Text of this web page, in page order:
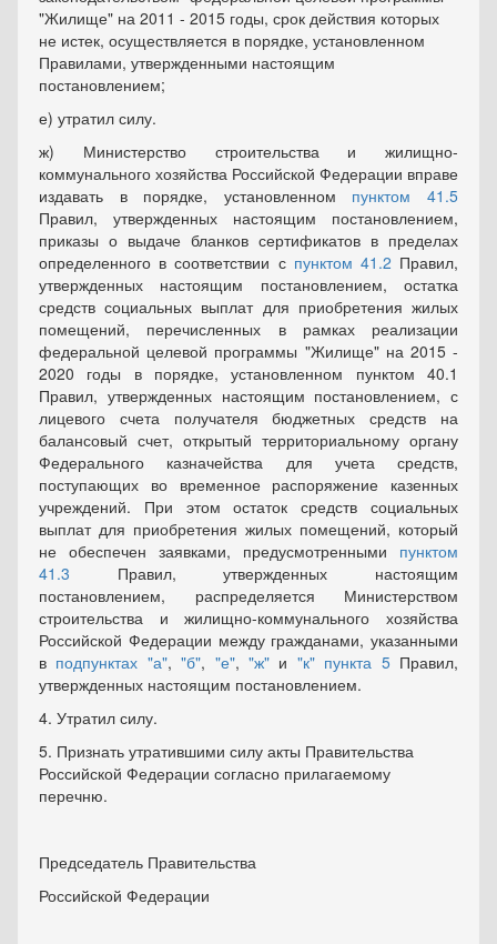
"Жилище" на 2011 - 2015 годы, срок действия которых
не истек, осуществляется в порядке, установленном
Правилами, утвержденными настоящим
постановлением;
е) утратил силу.
ж) Министерство строительства и жилищно-
коммунального хозяйства Российской Федерации вправе
издавать в порядке, установленном пунктом 41.5
Правил, утвержденных настоящим постановлением,
приказы о выдаче бланков сертификатов в пределах
определенного в соответствии с пунктом 41.2 Правил,
утвержденных настоящим постановлением, остатка
средств социальных выплат для приобретения жилых
помещений, перечисленных в рамках реализации
федеральной целевой программы "Жилище" на 2015 -
2020 годы в порядке, установленном пунктом 40.1
Правил, утвержденных настоящим постановлением, с
лицевого счета получателя бюджетных средств на
балансовый счет, открытый территориальному органу
Федерального казначейства для учета средств,
поступающих во временное распоряжение казенных
учреждений. При этом остаток средств социальных
выплат для приобретения жилых помещений, который
не обеспечен заявками, предусмотренными пунктом
41.3 Правил, утвержденных настоящим
постановлением, распределяется Министерством
строительства и жилищно-коммунального хозяйства
Российской Федерации между гражданами, указанными
в подпунктах "а","б", "е","ж" и "к" пункта 5Правил,
утвержденных настоящим постановлением.
4. Утратил силу.
5. Признать утратившими силу акты Правительства
Российской Федерации согласно прилагаемому
перечню.
Председатель Правительства
Российской Федерации